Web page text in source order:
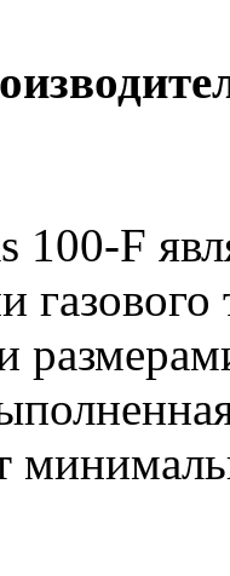
100-F
газового